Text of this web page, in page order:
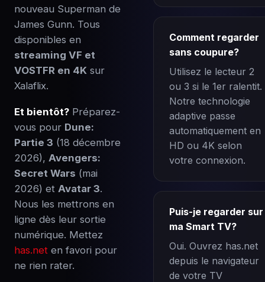
nouveau Superman de
James Gunn. Tous
disponibles en
streaming VF et
VOSTFR en 4K sur
Xalaflix.
Et bientôt? Préparez-
vous pour Dune:
Partie 3 (18 décembre
2026), Avengers:
Secret Wars (mai
2026) et Avatar 3.
Nous les mettrons en
ligne dès leur sortie
numérique. Mettez
has.net en favori pour
ne rien rater.
Comment regarder
sans coupure?
Utilisez le lecteur 2
ou 3 si le 1er ralentit.
Notre technologie
adaptive passe
automatiquement en
HD ou 4K selon
votre connexion.
Puis-je regarder sur
ma Smart TV?
Oui. Ouvrez has.net
depuis le navigateur
de votre TV